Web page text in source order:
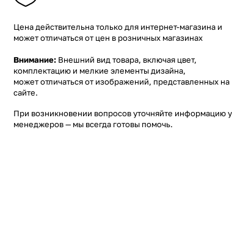
Цена действительна только для интернет-магазина и
может отличаться от цен в розничных магазинах
Внимание: Внешний вид товара, включая цвет,
комплектацию и мелкие элементы дизайна,
может отличаться от изображений, представленных на
сайте.
При возникновении вопросов уточняйте информацию у
менеджеров— мы всегда готовы помочь.